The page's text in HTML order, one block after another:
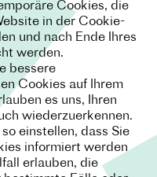
Cookies, die
in der Cookie-
und nach Ende Ihres
werden.
bessere
Cookies auf Ihrem
es uns, Ihren
wiederzuerkennen.
einstellen, dass Sie
informiert werden
erlauben, die